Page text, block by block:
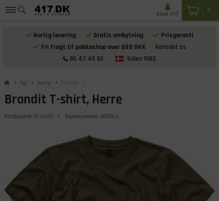
Hurtig levering Gratis ombytning
Prisgaranti
Fri fragt til pakkeshop over 699 DKK
Kontakt os
86 47 45 82
Siden 1983
0
Klub 417
Tøj Herre T-shirts
Brandit T-shirt, Herre
Producent: Brandit | Varenummer: 4200-x